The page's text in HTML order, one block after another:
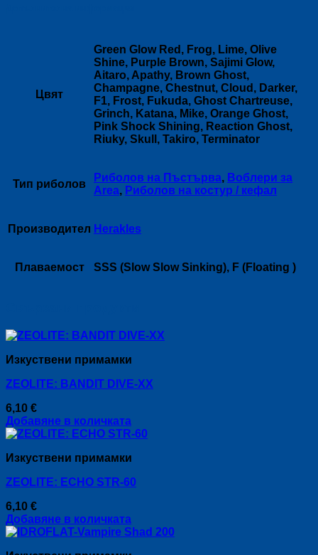
Цвят
Green Glow Red, Frog, Lime, Olive
Shine, Purple Brown, Sajimi Glow,
Aitaro, Apathy, Brown Ghost,
Champagne, Chestnut, Cloud, Darker,
F1, Frost, Fukuda, Ghost Chartreuse,
Grinch, Katana, Mike, Orange Ghost,
Pink Shock Shining, Reaction Ghost,
Riuky, Skull, Takiro, Terminator
Тип риболов
Риболов на Пъстърва, Воблери за
Area, Риболов на костур / кефал
Производител Herakles
Плаваемост SSS (Slow Slow Sinking), F (Floating )
Изкуствени примамки
ZEOLITE: BANDIT DIVE-XX
6,10 €
Добавяне в количката
Изкуствени примамки
ZEOLITE: ECHO STR-60
6,10 €
Добавяне в количката